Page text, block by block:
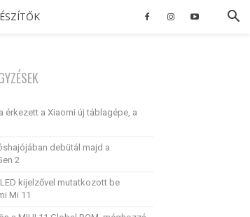
érkezett a Xiaomi új táblagépe, a
debütál majd a
2
kijelzővel mutatkozott be
Mi 11